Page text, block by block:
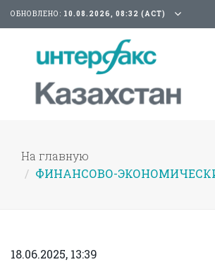
ОБНОВЛЕНО: 10.08.2026, 08:32 (АСТ)
На главную
ФИНАНСОВО-
18.06.2025, 13:39